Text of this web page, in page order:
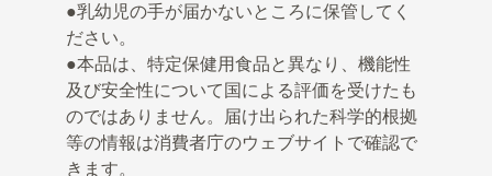
●乳幼児の手が届かないところに保管してく
ださい。
●本品は、特定保健用食品と異なり、機能性
及び安全性について国による評価を受けたも
のではありません。届け出られた科学的根拠
等の情報は消費者庁のウェブサイトで確認で
きます。